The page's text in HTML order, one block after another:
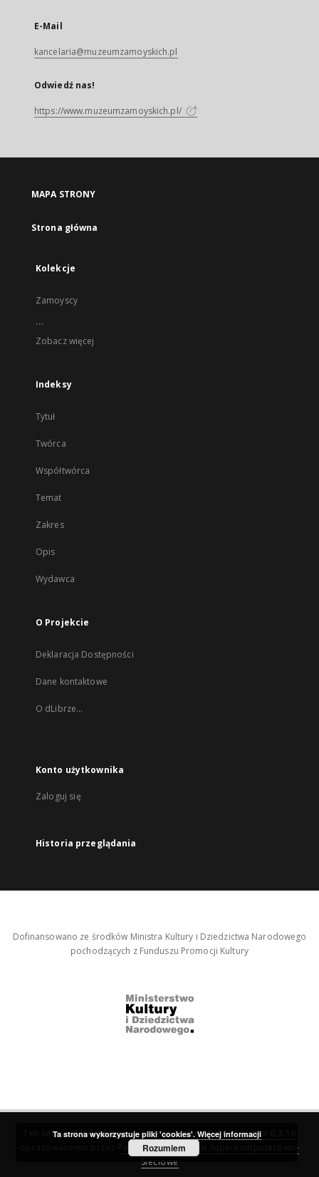
E-Mail
kancelaria@muzeumzamoyskich.pl
Odwiedź nas!
https://www.muzeumzamoyskich.pl/
MAPA STRONY
Strona główna
Kolekcje
Zamoyscy
...
Zobacz więcej
Indeksy
Tytuł
Twórca
Współtwórca
Temat
Zakres
Opis
Wydawca
O Projekcie
Deklaracja Dostępności
Dane kontaktowe
O dLibrze...
Konto użytkownika
Zaloguj się
Historia przeglądania
Dofinansowano ze środków Ministra Kultury i Dziedzictwa Narodowego
pochodzących z Funduszu Promocji Kultury
Ten serwis działa dzięki oprogramowaniuDInGO dLibra 6.3.16
Poznańskie Centrum Superkomputerowo-
Sieciowe
Ta strona wykorzystuje pliki 'cookies'. Więcej informacji
Rozumiem